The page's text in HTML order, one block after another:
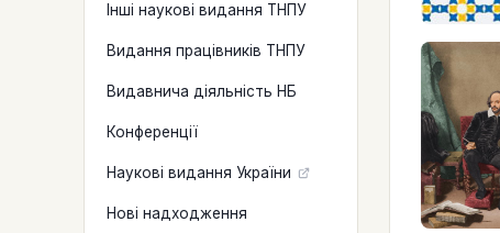
Інші наукові видання ТНПУ
Видання працівників ТНПУ
Видавнича діяльність НБ
Конференції
Наукові видання України
Нові надходження